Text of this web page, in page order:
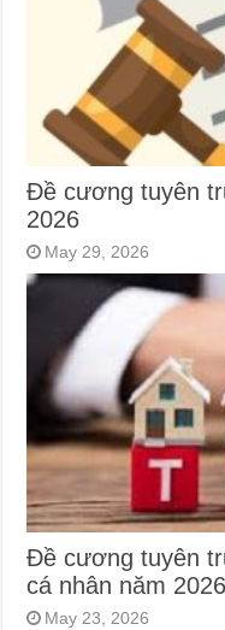
Đề cương tuyên
2026
May 29, 2026
Đề cương tuyên
cá nhân năm 2026
May 23, 2026